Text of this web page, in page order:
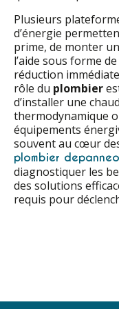
Plusieurs
d’énergie
prime, de monter
l’aide sous forme
réduction
rôle du plombier
d’installer une
thermodynamique
équipements
souvent au cœur
plombier depanneo
diagnostiquer les
des solutions
requis pour